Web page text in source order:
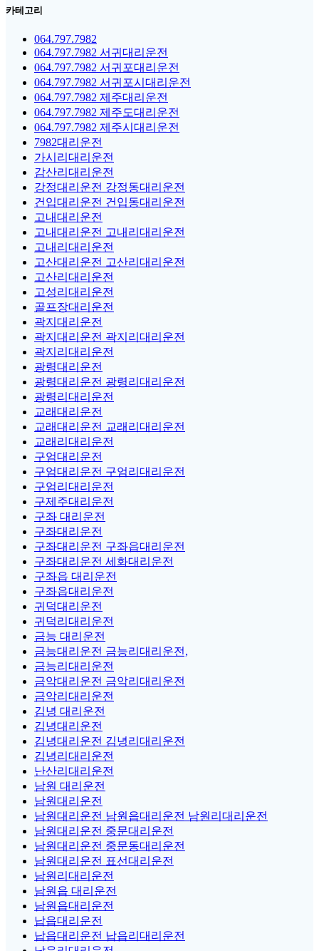
카테고리
064.797.7982
064.797.7982 서귀대리운전
064.797.7982 서귀포대리운전
064.797.7982 서귀포시대리운전
064.797.7982 제주대리운전
064.797.7982 제주도대리운전
064.797.7982 제주시대리운전
7982대리운전
가시리대리운전
감산리대리운전
강정대리운전 강정동대리운전
건입대리운전 건입동대리운전
고내대리운전
고내대리운전 고내리대리운전
고내리대리운전
고산대리운전 고산리대리운전
고산리대리운전
고성리대리운전
골프장대리운전
곽지대리운전
곽지대리운전 곽지리대리운전
곽지리대리운전
광령대리운전
광령대리운전 광령리대리운전
광령리대리운전
교래대리운전
교래대리운전 교래리대리운전
교래리대리운전
구엄대리운전
구엄대리운전 구엄리대리운전
구엄리대리운전
구제주대리운전
구좌 대리운전
구좌대리운전
구좌대리운전 구좌읍대리운전
구좌대리운전 세화대리운전
구좌읍 대리운전
구좌읍대리운전
귀덕대리운전
귀덕리대리운전
금능 대리운전
금능대리운전 금능리대리운전,
금능리대리운전
금악대리운전 금악리대리운전
금악리대리운전
김녕 대리운전
김녕대리운전
김녕대리운전 김녕리대리운전
김녕리대리운전
난산리대리운전
남원 대리운전
남원대리운전
남원대리운전 남원읍대리운전 남원리대리운전
남원대리운전 중문대리운전
남원대리운전 중문동대리운전
남원대리운전 표선대리운전
남원리대리운전
남원읍 대리운전
남원읍대리운전
납읍대리운전
납읍대리운전 납읍리대리운전